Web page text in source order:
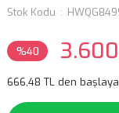
Stok Kodu
%40
666,48 TL den